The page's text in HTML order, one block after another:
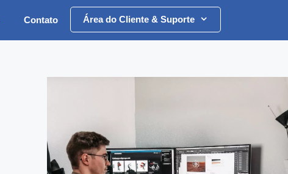
Contato Área do Cliente & Suporte